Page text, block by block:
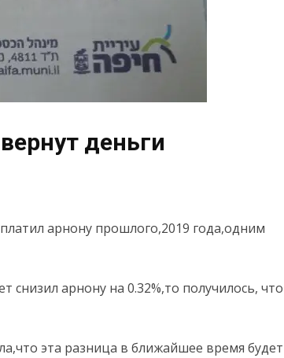
деньги
арнону прошлого,2019 года,одним
снизил арнону на 0.32%,то получилось, что
эта разница в ближайшее время будет